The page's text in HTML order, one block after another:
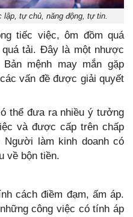
tự chủ, năng động, tự tin.
tiếc việc, ôm đồm quá
tải. Đây là một nhược
mệnh may mắn gặp
vấn đề được giải quyết
thể đưa ra nhiều ý tưởng
và được cấp trên chấp
làm kinh doanh có
về bộn tiền.
cách điềm đạm, ấm áp.
công việc có tính áp